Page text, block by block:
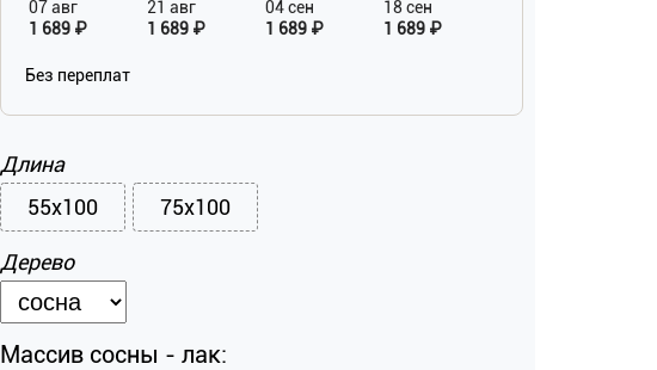
07 авг
1 689 ₽
21 авг
1 689 ₽
04 сен
1 689 ₽
18 сен
1 689 ₽
Без переплат
Длина
55х100
75х100
Дерево
Массив сосны - лак: